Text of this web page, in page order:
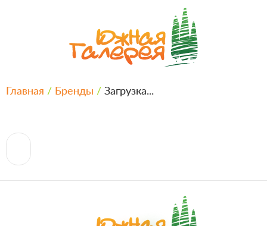
Главная / Бренды / Загрузка...